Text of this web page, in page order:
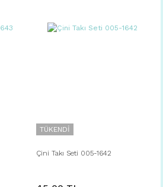
TÜKENDİ
Çini Takı Seti 005-1642